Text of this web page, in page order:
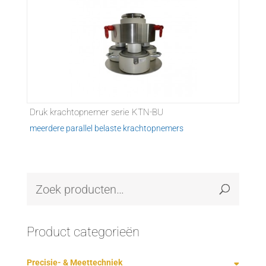
Druk krachtopnemer serie KTN-BU
meerdere parallel belaste krachtopnemers
Product categorieën
Precisie- & Meettechniek